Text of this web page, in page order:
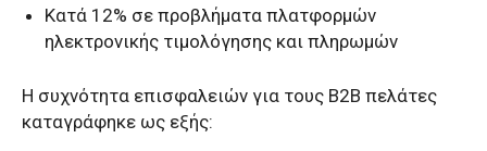
Κατά 12% σε προβλήματα πλατφορμών
ηλεκτρονικής τιμολόγησης και πληρωμών
Η συχνότητα επισφαλειών για τους Β2Β πελάτες
καταγράφηκε ως εξής: